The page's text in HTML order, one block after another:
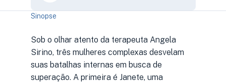
Sinopse
Sob o olhar atento da terapeuta Angela
Sirino, três mulheres complexas desvelam
suas batalhas internas em busca de
superação. A primeira é Janete, uma